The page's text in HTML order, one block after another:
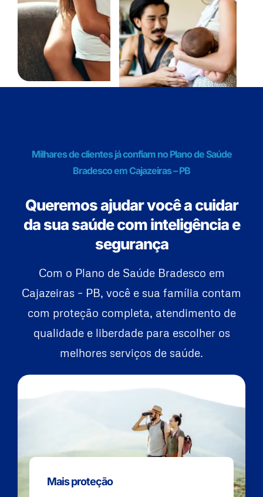
Milhares de clientes já confiam no Plano de Saúde
Bradesco em Cajazeiras – PB
Queremos ajudar você a cuidar
da sua saúde com inteligência e
segurança
Com o Plano de Saúde Bradesco em
Cajazeiras – PB, você e sua família contam
com proteção completa, atendimento de
qualidade e liberdade para escolher os
melhores serviços de saúde.
Mais proteção